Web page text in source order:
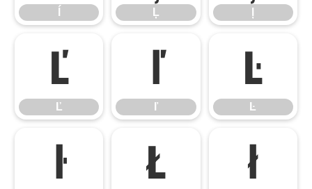
Ļ
Ľ
Ľ
ľ
ľ
Ŀ
Ŀ
ŀ Ł ł